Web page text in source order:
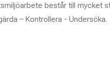
består till mycket
– Kontrollera - Undersöka.